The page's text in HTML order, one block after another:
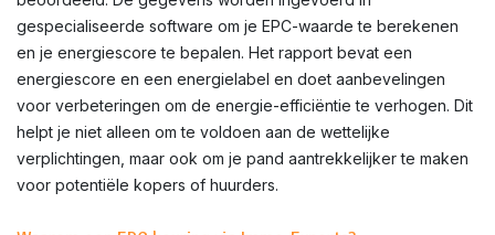
gespecialiseerde software om je EPC-waarde te berekenen
en je energiescore te bepalen. Het rapport bevat een
energiescore en een energielabel en doet aanbevelingen
voor verbeteringen om de energie-efficiëntie te verhogen. Dit
helpt je niet alleen om te voldoen aan de wettelijke
verplichtingen, maar ook om je pand aantrekkelijker te maken
voor potentiële kopers of huurders.